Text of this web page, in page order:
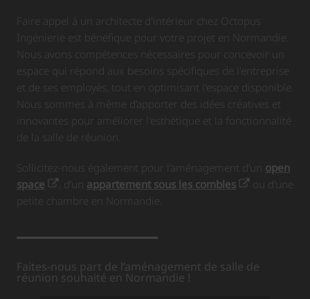
Faire appel à un architecte d'intérieur chez Octopus
Ingénierie est bénéfique pour votre projet en Normandie.
Nous avons compétences nécessaires pour concevoir un
espace qui répond aux besoins spécifiques de l'entreprise
et de ses employés, tout en optimisant l'espace disponible.
Nous sommes à même d’apporter des idées créatives et
innovantes pour améliorer l'esthétique et la fonctionnalité
de la salle de réunion.
Sollicitez-nous également pour l’aménagement d’un open
space
, d’un appartement sous les combles
ou d’une
petite chambre en Normandie.
Faites-nous part de l’aménagement de salle de
réunion souhaité en Normandie !